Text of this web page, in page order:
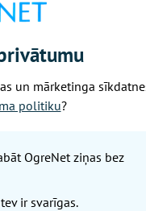
un izvēlēties
augusts, 2026 14:33
un mārketinga
politiku?
OgreNet ziņas bez
ir svarīgas.